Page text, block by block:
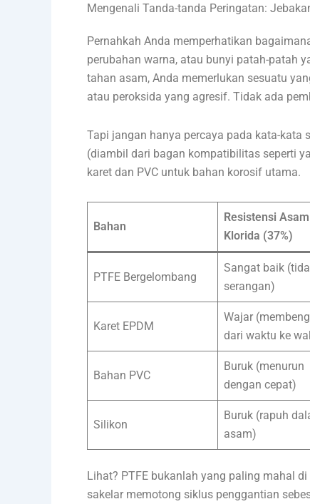
Mengenali Tanda-tanda Peringatan:
Pernahkah Anda memperhatikan
perubahan warna, atau bunyi patah-patah
tahan asam, Anda memerlukan sesuatu
atau peroksida yang agresif. Tidak ada
Tapi jangan hanya percaya pada kata-
(diambil dari bagan kompatibilitas seperti
karet dan PVC untuk bahan korosif utama.
Bahan
Resistensi Asam
Klorida (37%)
PTFE Bergelombang
Sangat baik
serangan)
Karet EPDM
Wajar
dari waktu ke
Bahan PVC
Buruk (menurun
dengan cepat)
Silikon
Buruk (rapuh
asam)
Lihat? PTFE bukanlah yang paling mahal
sakelar memotong siklus penggantian